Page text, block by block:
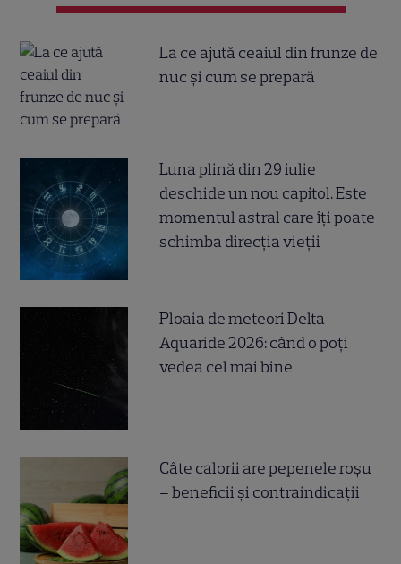
La ce ajută ceaiul din frunze de
nuc și cum se prepară
Luna plină din 29 iulie
deschide un nou capitol. Este
momentul astral care îți poate
schimba direcția vieții
Ploaia de meteori Delta
Aquaride 2026: când o poți
vedea cel mai bine
Câte calorii are pepenele roșu
– beneficii și contraindicații